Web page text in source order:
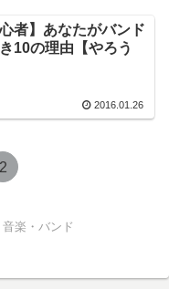
心者】あなたがバンド
10の理由【やろう
2016.01.26
2
音楽・バンド